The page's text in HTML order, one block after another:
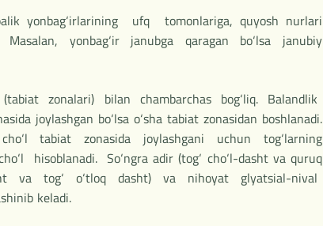
yonbag‘irlarining ufq tomonlariga, quyosh nurlari
yonbag‘ir janubga qaragan bo‘lsa janubiy
zonalari) bilan chambarchas bog‘liq. Balandlik
joylashgan bo‘lsa o‘sha tabiat zonasidan boshlanadi.
tabiat zonasida joylashgani uchun tog‘larning
hisoblanadi. So‘ngra adir (tog‘ cho‘l-dasht va quruq
va tog‘ o‘tloq dasht) va nihoyat glyatsial-nival
keladi.